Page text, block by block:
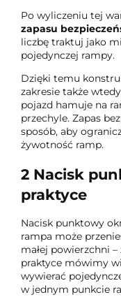
Po wyliczeniu tej
zapasu
liczbę traktuj jako
pojedynczej rampy.
Dzięki temu
zakresie także
pojazd hamuje na
przechyle. Zapas
sposób, aby
żywotność ramp.
2 Nacisk
praktyce
Nacisk punktowy
rampa może
małej powierzchni
praktyce mówimy
wywierać
w jednym punkcie